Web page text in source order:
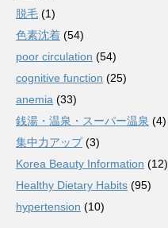
脱毛 (1)
色素沈着 (54)
poor circulation (54)
cognitive function (25)
anemia (33)
銭湯・温泉・スーパー温泉 (4)
集中力アップ(3)
Korea Beauty Information (12)
Healthy Dietary Habits (95)
hypertension (10)